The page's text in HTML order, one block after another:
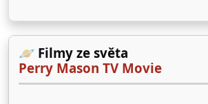
🪐 Filmy ze světa
Perry Mason TV Movie